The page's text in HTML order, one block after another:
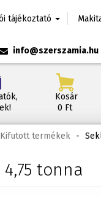
tájékoztató
info@szerszamia.hu
Kosár
0 Ft
Kifutott termékek -
tonna